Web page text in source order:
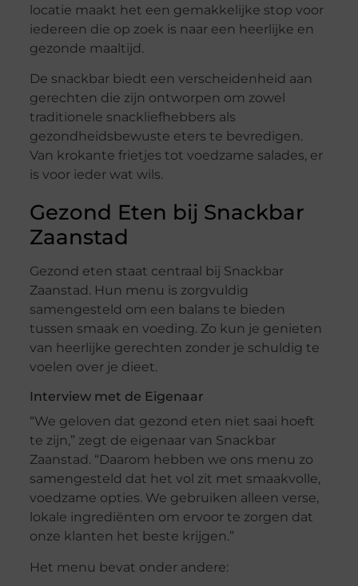
locatie maakt het een gemakkelijke stop voor
iedereen die op zoek is naar een heerlijke en
gezonde maaltijd.
De snackbar biedt een verscheidenheid aan
gerechten die zijn ontworpen om zowel
traditionele snackliefhebbers als
gezondheidsbewuste eters te bevredigen.
Van krokante frietjes tot voedzame salades, er
is voor ieder wat wils.
Gezond Eten bij Snackbar
Zaanstad
Gezond eten staat centraal bij Snackbar
Zaanstad. Hun menu is zorgvuldig
samengesteld om een balans te bieden
tussen smaak en voeding. Zo kun je genieten
van heerlijke gerechten zonder je schuldig te
voelen over je dieet.
Interview met de Eigenaar
“We geloven dat gezond eten niet saai hoeft
te zijn,” zegt de eigenaar van Snackbar
Zaanstad. “Daarom hebben we ons menu zo
samengesteld dat het vol zit met smaakvolle,
voedzame opties. We gebruiken alleen verse,
lokale ingrediënten om ervoor te zorgen dat
onze klanten het beste krijgen.”
Het menu bevat onder andere: